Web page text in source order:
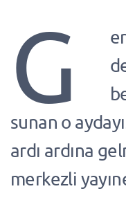
G
sunan o
ardı ardına
merkezli